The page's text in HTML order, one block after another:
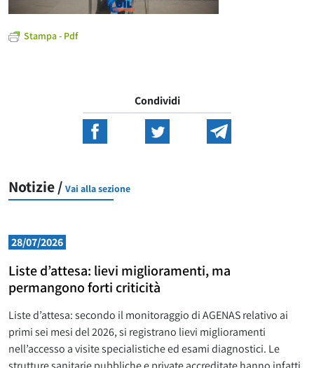
Stampa - Pdf
Condividi
Notizie / Vai alla sezione
28/07/2026
Liste d’attesa: lievi miglioramenti, ma
permangono forti criticità
Liste d’attesa: secondo il monitoraggio di AGENAS relativo ai
primi sei mesi del 2026, si registrano lievi miglioramenti
nell’accesso a visite specialistiche ed esami diagnostici. Le